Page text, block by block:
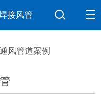
接风管
风管道案例